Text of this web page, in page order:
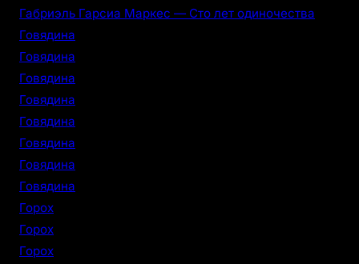
Габриэль Гарсиа Маркес — Сто лет одиночества
Говядина
Говядина
Говядина
Говядина
Говядина
Говядина
Говядина
Говядина
Горох
Горох
Горох